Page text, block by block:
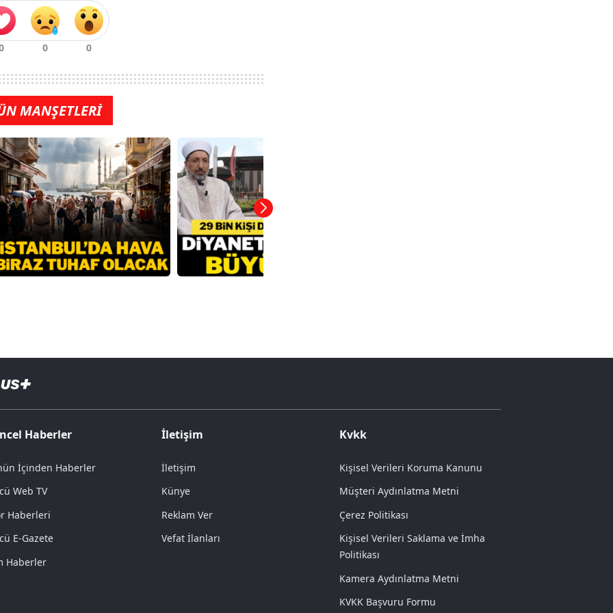
MANŞETLERİ
Haberler
İçinden Haberler
Web TV
Haberleri
E-Gazete
Haberler
İletişim
İletişim
Künye
Reklam Ver
Vefat İlanları
Kvkk
Kişisel Verileri Koruma Kanunu
Müşteri Aydınlatma Metni
Çerez Politikası
Kişisel Verileri Saklama ve İmha
Politikası
Kamera Aydınlatma Metni
KVKK Başvuru Formu